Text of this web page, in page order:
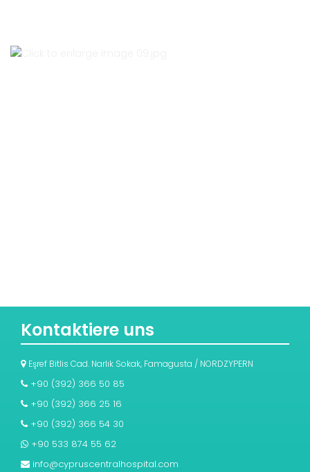
Kontaktiere uns
Eşref Bitlis Cad. Narlık Sokak, Famagusta / NORDZYPERN
+90 (392) 366 50 85
+90 (392) 366 25 16
+90 (392) 366 54 30
+90 533 874 55 62
info@cypruscentralhospital.com